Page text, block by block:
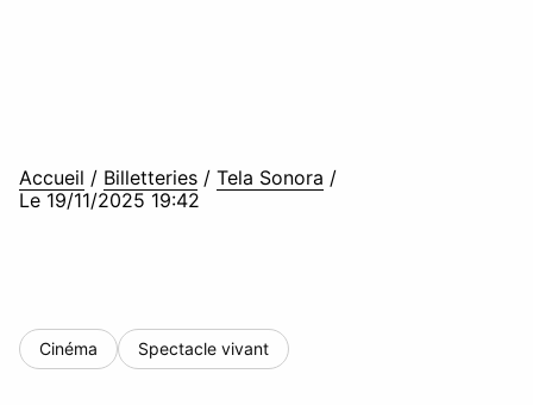
Accueil / Billetteries / Tela Sonora /
Le 19/11/2025 19:42
Cinéma Spectacle vivant